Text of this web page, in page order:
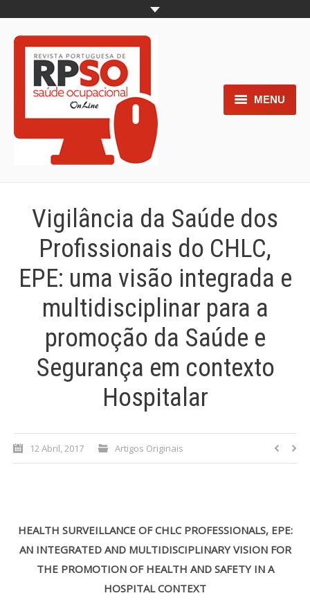
MENU
Home
Normas para os autores
Documentos necessários à
submissão
Processo de submissão
Submeta aqui
Formação Profissional
Bolsa de emprego (oferta/
procura)
Congressos
Artigos recentes
Vigilância da Saúde dos
Profissionais do CHLC,
EPE: uma visão integrada e
multidisciplinar para a
promoção da Saúde e
Segurança em contexto
Hospitalar
12 Abril, 2017 Artigos Originais
HEALTH SURVEILLANCE OF CHLC PROFESSIONALS, EPE:
AN INTEGRATED AND MULTIDISCIPLINARY VISION FOR
THE PROMOTION OF HEALTH AND SAFETY IN A
HOSPITAL CONTEXT